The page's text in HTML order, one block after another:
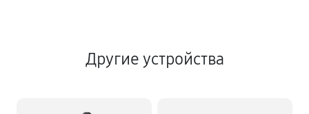
Другие устройства